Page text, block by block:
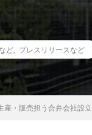
ど プレスリリースなど
産・販売担う合弁会社設立